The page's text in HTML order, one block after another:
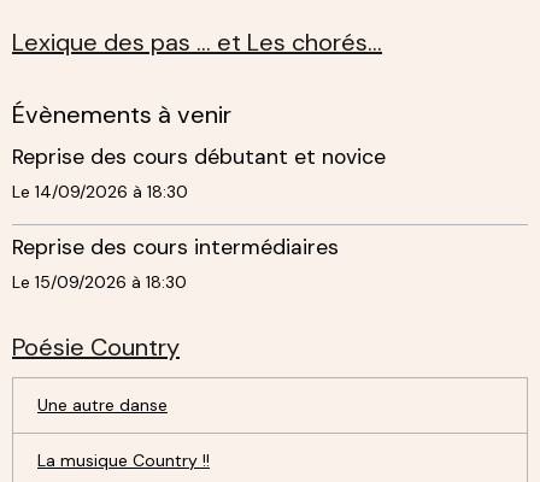
Lexique des pas ... et Les chorés...
Évènements à venir
Reprise des cours débutant et novice
Le 14/09/2026 à 18:30
Reprise des cours intermédiaires
Le 15/09/2026 à 18:30
Poésie Country
Une autre danse
La musique Country !!